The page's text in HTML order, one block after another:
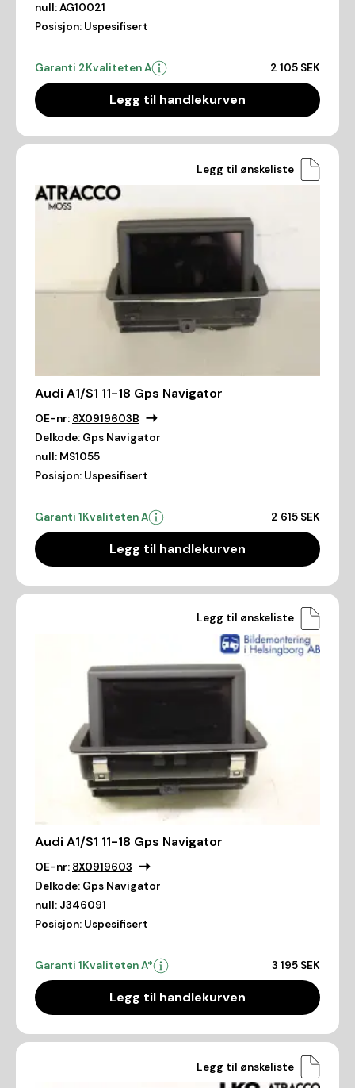
null:AG10021
Posisjon: Uspesifisert
Garanti 2Kvaliteten A 2 105 SEK
Legg til handlekurven
Legg til ønskeliste
Audi A1/S1 11-18 Gps Navigator
OE-nr: 8X0919603B
Delkode: Gps Navigator
null: MS1055
Posisjon: Uspesifisert
Garanti 1Kvaliteten A 2 615 SEK
Legg til handlekurven
Legg til ønskeliste
Audi A1/S1 11-18 Gps Navigator
OE-nr: 8X0919603
Delkode: Gps Navigator
null: J346091
Posisjon: Uspesifisert
Garanti 1Kvaliteten A* 3 195 SEK
Legg til handlekurven
Legg til ønskeliste